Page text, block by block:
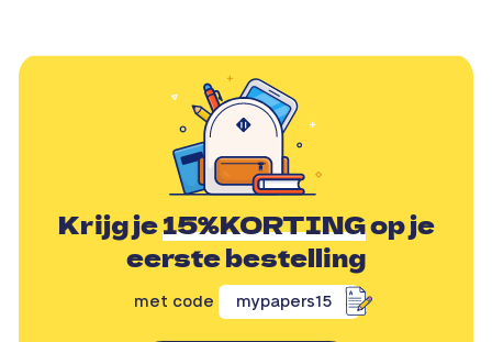
Krijg je15%KORTINGop je
eerste bestelling
met code mypapers15